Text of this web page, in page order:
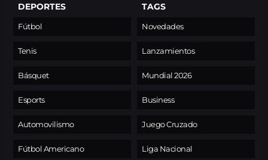
DEPORTES
Fútbol
Tenis
Básquet
Esports
Automovilismo
Fútbol Americano
TAGS
Novedades
Lanzamientos
Mundial 2026
Business
Juego Cruzado
Liga Nacional